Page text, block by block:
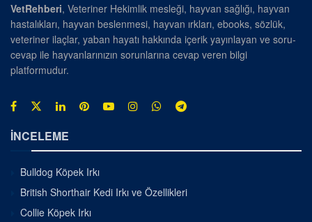
VetRehberi, Veteriner Hekimlik mesleği, hayvan sağlığı, hayvan
hastalıkları, hayvan beslenmesi, hayvan ırkları, ebooks, sözlük,
veteriner ilaçlar, yaban hayatı hakkında içerik yayınlayan ve soru-
cevap ile hayvanlarınızın sorunlarına cevap veren bilgi
platformudur.
İNCELEME
Bulldog Köpek Irkı
British Shorthair Kedi Irkı ve Özellikleri
Collie Köpek Irkı